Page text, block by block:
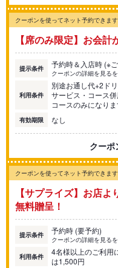
クーポンを使ってネット予約できます
【席のみ限定】お会
提示条件 予約時＆入店時 (※
クーポンの詳細を見る
利用条件
別途お通し代+2ド
サービス・コース
コースのみになりま
有効期限 なし
クーポ
クーポンを使ってネット予約できます
【サプライズ】お店
無料贈呈！
提示条件 予約時 (要予約)
クーポンの詳細を見る
利用条件
4名様以上のご利用
は1,500円